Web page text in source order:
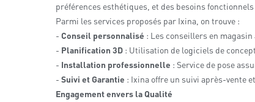
préférences esthétiques, et des besoins fonctionnels
Parmi les services proposés par Ixina, on trouve :
- Conseil personnalisé : Les conseillers en
- Planification 3D : Utilisation de logiciels de
- Installation professionnelle : Service de pose
- Suivi et Garantie : Ixina offre un suivi après-vente
Engagement envers la Qualité